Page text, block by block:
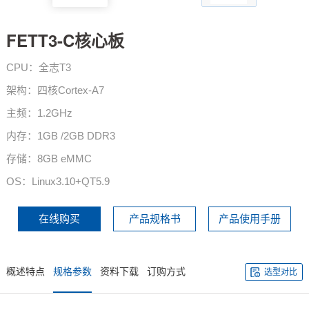
FETT3-C核心板
CPU：全志T3
架构：四核Cortex-A7
主频：1.2GHz
内存： 1GB /2GB DDR3
存储： 8GB eMMC
OS： Linux3.10+QT5.9
在线购买 产品规格书 产品使用手册
概述特点 规格参数 资料下载 订购方式 选型对比